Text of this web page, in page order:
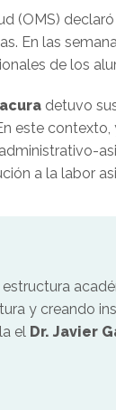
(OMS)
En las
de los
detuvo
este contexto,
a la labor
y creando
el Dr. Javier